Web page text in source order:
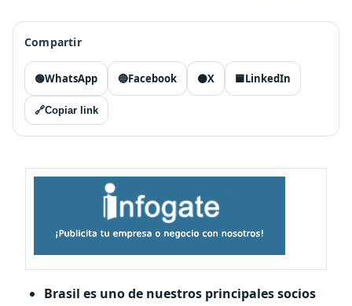
Compartir
🟢WhatsApp 🔵Facebook ⚫X 🟦LinkedIn
🔗Copiar link
Brasil es uno de nuestros principales socios